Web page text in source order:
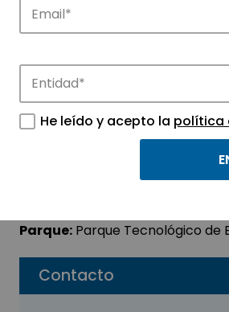
innovación en los parques
Contacto
NAUTICAL
INFORMACIÓN,
Parque: Parque Tecnológico de
He leído y acepto la política